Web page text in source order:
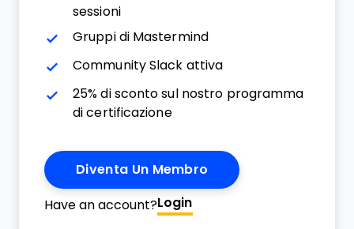
sessioni
Gruppi di Mastermind
Community Slack attiva
25% di sconto sul nostro programma
di certificazione
Diventa Un Membro
Have an account?Login